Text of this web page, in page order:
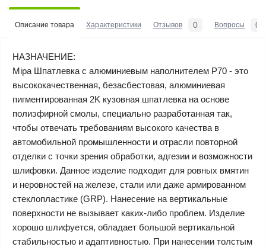
Описание товара Характеристики Отзывов 0 Вопросы 0
НАЗНАЧЕНИЕ:
Mipa Шпатлевка c алюминиевым наполнителем P70 - это
высококачественная, безасбестовая, алюминиевая
пигментированная 2K кузовная шпатлевка на основе
полиэфирной смолы, специально разработанная так,
чтобы отвечать требованиям высокого качества в
автомобильной промышленности и отрасли повторной
отделки с точки зрения обработки, адгезии и возможности
шлифовки. Данное изделие подходит для ровных вмятин
и неровностей на железе, стали или даже армированном
стеклопластике (GRP). Нанесение на вертикальные
поверхности не вызывает каких-либо проблем. Изделие
хорошо шлифуется, обладает большой вертикальной
стабильностью и адаптивностью. При нанесении толстым